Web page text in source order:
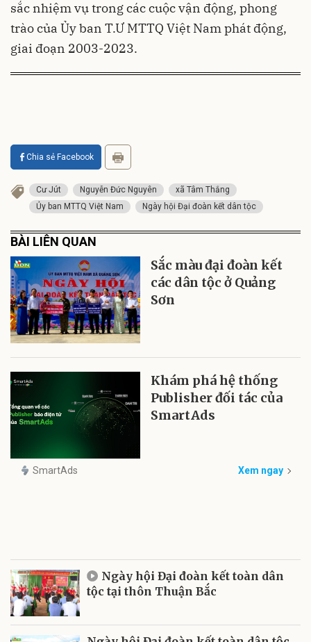
sắc nhiệm vụ trong các cuộc vận động, phong
trào của Ủy ban T.Ư MTTQ Việt Nam phát động,
giai đoạn 2003-2023.
Chia sẻ Facebook
Cư Jút Nguyễn Đức Nguyên
xã Tâm Thắng
Ủy ban MTTQ Việt Nam
Ngày hội Đại đoàn kết dân tộc
BÀI LIÊN QUAN
Sắc màu đại đoàn kết
các dân tộc ở Quảng
Sơn
Khám phá hệ thống
Publisher đối tác của
SmartAds
SmartAds Xem ngay
Ngày hội Đại đoàn kết toàn dân
tộc tại thôn Thuận Bắc